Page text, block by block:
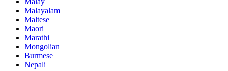
Malayalam
Maltese
Maori
Marathi
Mongolian
Burmese
Nepali